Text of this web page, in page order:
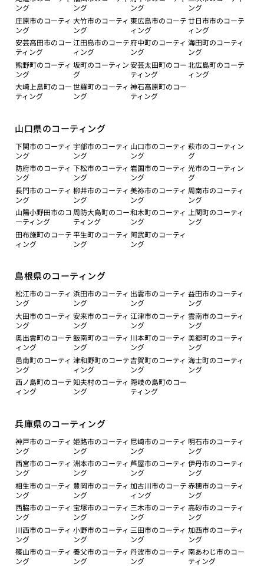
ング
ング
ング
ング
庄原市のコーティ
ング
大竹市のコーティ
ング
東広島市のコーテ
ィング
廿日市市のコーテ
ィング
安芸高田市のコー
ティング
江田島市のコーテ
ィング
府中町のコーティ
ング
海田町のコーティ
ング
熊野町のコーティ
ング
坂町のコーティン
グ
安芸太田町のコー
ティング
北広島町のコーテ
ィング
大崎上島町のコー
ティング
世羅町のコーティ
ング
神石高原町のコー
ティング
山口県のコーティング
下関市のコーティ
ング
宇部市のコーティ
ング
山口市のコーティ
ング
萩市のコーティン
グ
防府市のコーティ
ング
下松市のコーティ
ング
岩国市のコーティ
ング
光市のコーティン
グ
長門市のコーティ
ング
柳井市のコーティ
ング
美祢市のコーティ
ング
周南市のコーティ
ング
山陽小野田市のコ
ーティング
周防大島町のコー
ティング
和木町のコーティ
ング
上関町のコーティ
ング
田布施町のコーテ
ィング
平生町のコーティ
ング
阿武町のコーティ
ング
島根県のコーティング
松江市のコーティ
ング
浜田市のコーティ
ング
出雲市のコーティ
ング
益田市のコーティ
ング
大田市のコーティ
ング
安来市のコーティ
ング
江津市のコーティ
ング
雲南市のコーティ
ング
奥出雲町のコーテ
ィング
飯南町のコーティ
ング
川本町のコーティ
ング
美郷町のコーティ
ング
邑南町のコーティ
ング
津和野町のコーテ
ィング
吉賀町のコーティ
ング
海士町のコーティ
ング
西ノ島町のコーテ
ィング
知夫村のコーティ
ング
隠岐の島町のコー
ティング
兵庫県のコーティング
神戸市のコーティ
ング
姫路市のコーティ
ング
尼崎市のコーティ
ング
明石市のコーティ
ング
西宮市のコーティ
ング
洲本市のコーティ
ング
芦屋市のコーティ
ング
伊丹市のコーティ
ング
相生市のコーティ
ング
豊岡市のコーティ
ング
加古川市のコーテ
ィング
赤穂市のコーティ
ング
西脇市のコーティ
ング
宝塚市のコーティ
ング
三木市のコーティ
ング
高砂市のコーティ
ング
川西市のコーティ
ング
小野市のコーティ
ング
三田市のコーティ
ング
加西市のコーティ
ング
篠山市のコーティ
ング
養父市のコーティ
ング
丹波市のコーティ
ング
南あわじ市のコー
ティング